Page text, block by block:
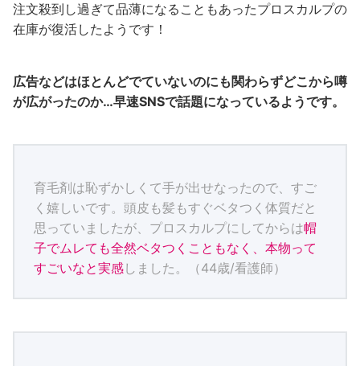
注文殺到し過ぎて品薄になることもあったプロスカルプの
在庫が復活したようです！
広告などはほとんどでていないのにも関わらずどこから噂
が広がったのか…早速SNSで話題になっているようです。
育毛剤は恥ずかしくて手が出せなったので、すご
く嬉しいです。頭皮も髪もすぐベタつく体質だと
思っていましたが、プロスカルプにしてからは帽
子でムレても全然ベタつくこともなく、本物って
すごいなと実感しました。（44歳/看護師）